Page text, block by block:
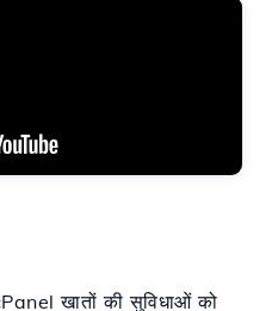
खातों की सुविधाओं को